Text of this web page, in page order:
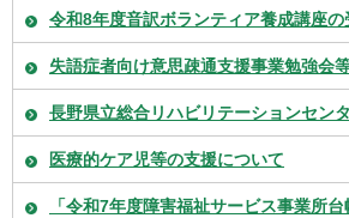
令和8年度音訳ボランティア養成講座
失語症者向け意思疎通支援事業勉強会
長野県立総合リハビリテーションセン
医療的ケア児等の支援について
「令和7年度障害福祉サービス事業所台